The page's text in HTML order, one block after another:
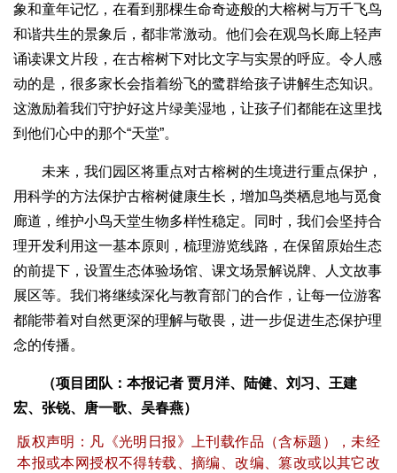
象和童年记忆，在看到那棵生命奇迹般的大榕树与万千飞鸟
和谐共生的景象后，都非常激动。他们会在观鸟长廊上轻声
诵读课文片段，在古榕树下对比文字与实景的呼应。令人感
动的是，很多家长会指着纷飞的鹭群给孩子讲解生态知识。
这激励着我们守护好这片绿美湿地，让孩子们都能在这里找
到他们心中的那个“天堂”。
未来，我们园区将重点对古榕树的生境进行重点保护，
用科学的方法保护古榕树健康生长，增加鸟类栖息地与觅食
廊道，维护小鸟天堂生物多样性稳定。同时，我们会坚持合
理开发利用这一基本原则，梳理游览线路，在保留原始生态
的前提下，设置生态体验场馆、课文场景解说牌、人文故事
展区等。我们将继续深化与教育部门的合作，让每一位游客
都能带着对自然更深的理解与敬畏，进一步促进生态保护理
念的传播。
（项目团队：本报记者 贾月洋、陆健、刘习、王建
宏、张锐、唐一歌、吴春燕）
版权声明：凡《光明日报》上刊载作品（含标题），未经
本报或本网授权不得转载、摘编、改编、篡改或以其它改